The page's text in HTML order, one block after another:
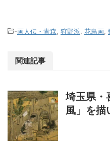
-画人伝・青森, 狩野派, 花鳥画,
関連記事
埼玉県・
風」を描